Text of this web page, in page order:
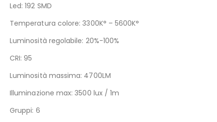
Led: 192 SMD
Temperatura colore: 3300K° – 5600K°
Luminosità regolabile: 20%-100%
CRI: 95
Luminosità massima: 4700LM
Illuminazione max: 3500 lux / 1m
Gruppi: 6